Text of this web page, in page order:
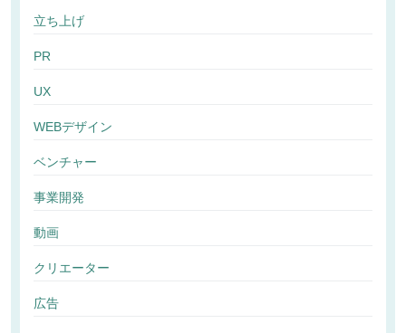
立ち上げ
PR
UX
WEBデザイン
ベンチャー
事業開発
動画
クリエーター
広告